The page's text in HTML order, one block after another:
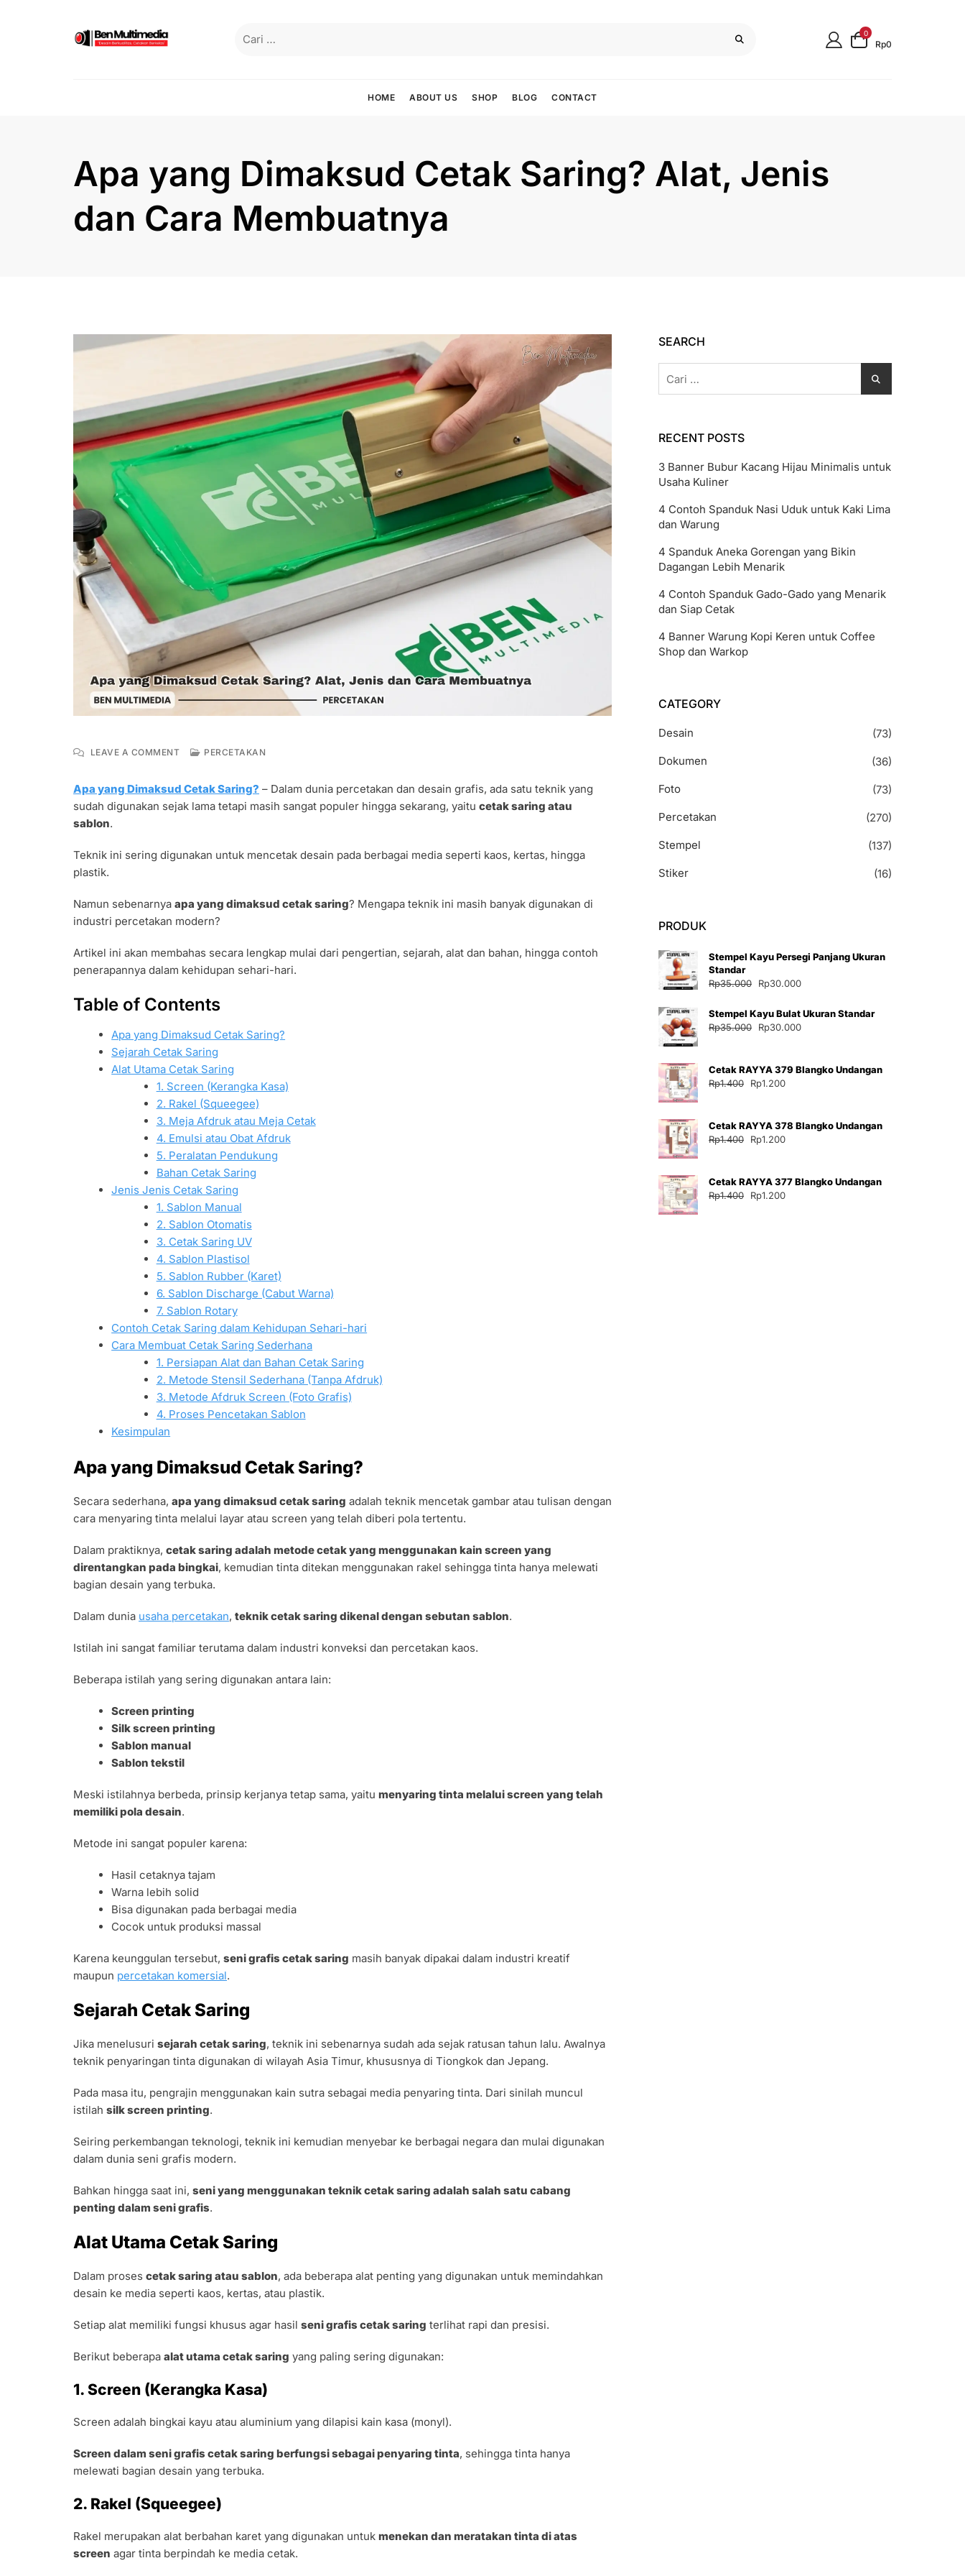
0
Rp0
HOME ABOUT US SHOP BLOG CONTACT
Apa yang Dimaksud Cetak Saring? Alat, Jenis
dan Cara Membuatnya
LEAVE A COMMENTON
DIMAKSUD
CETAK
DAN
PERCETAKAN
Apa yang Dimaksud Cetak Saring? – Dalam dunia percetakan dan desain grafis, ada satu teknik yang
sudah digunakan sejak lama tetapi masih sangat populer hingga sekarang, yaitu cetak saring atau
sablon.
Teknik ini sering digunakan untuk mencetak desain pada berbagai media seperti kaos, kertas, hingga
plastik.
Namun sebenarnya apa yang dimaksud cetak saring? Mengapa teknik ini masih banyak digunakan di
industri percetakan modern?
Artikel ini akan membahas secara lengkap mulai dari pengertian, sejarah, alat dan bahan, hingga contoh
penerapannya dalam kehidupan sehari-hari.
Table of Contents
Apa yang Dimaksud Cetak Saring?
Sejarah Cetak Saring
Alat Utama Cetak Saring
1. Screen (Kerangka Kasa)
2. Rakel (Squeegee)
3. Meja Afdruk atau Meja Cetak
4. Emulsi atau Obat Afdruk
5. Peralatan Pendukung
Bahan Cetak Saring
Jenis Jenis Cetak Saring
1. Sablon Manual
2. Sablon Otomatis
3. Cetak Saring UV
4. Sablon Plastisol
5. Sablon Rubber (Karet)
6. Sablon Discharge (Cabut Warna)
7. Sablon Rotary
Contoh Cetak Saring dalam Kehidupan Sehari-hari
Cara Membuat Cetak Saring Sederhana
1. Persiapan Alat dan Bahan Cetak Saring
2. Metode Stensil Sederhana (Tanpa Afdruk)
3. Metode Afdruk Screen (Foto Grafis)
4. Proses Pencetakan Sablon
Kesimpulan
Apa yang Dimaksud Cetak Saring?
Secara sederhana, apa yang dimaksud cetak saring adalah teknik mencetak gambar atau tulisan dengan
cara menyaring tinta melalui layar atau screen yang telah diberi pola tertentu.
Dalam praktiknya, cetak saring adalah metode cetak yang menggunakan kain screen yang
direntangkan pada bingkai, kemudian tinta ditekan menggunakan rakel sehingga tinta hanya melewati
bagian desain yang terbuka.
Dalam dunia usaha percetakan, teknik cetak saring dikenal dengan sebutan sablon.
Istilah ini sangat familiar terutama dalam industri konveksi dan percetakan kaos.
Beberapa istilah yang sering digunakan antara lain:
Screen printing
Silk screen printing
Sablon manual
Sablon tekstil
Meski istilahnya berbeda, prinsip kerjanya tetap sama, yaitu menyaring tinta melalui screen yang telah
memiliki pola desain.
Metode ini sangat populer karena:
Hasil cetaknya tajam
Warna lebih solid
Bisa digunakan pada berbagai media
Cocok untuk produksi massal
Karena keunggulan tersebut, seni grafis cetak saring masih banyak dipakai dalam industri kreatif
maupun percetakan komersial.
Sejarah Cetak Saring
Jika menelusuri sejarah cetak saring, teknik ini sebenarnya sudah ada sejak ratusan tahun lalu. Awalnya
teknik penyaringan tinta digunakan di wilayah Asia Timur, khususnya di Tiongkok dan Jepang.
Pada masa itu, pengrajin menggunakan kain sutra sebagai media penyaring tinta. Dari sinilah muncul
istilah silk screen printing.
Seiring perkembangan teknologi, teknik ini kemudian menyebar ke berbagai negara dan mulai digunakan
dalam dunia seni grafis modern.
Bahkan hingga saat ini, seni yang menggunakan teknik cetak saring adalah salah satu cabang
penting dalam seni grafis.
Alat Utama Cetak Saring
Dalam proses cetak saring atau sablon, ada beberapa alat penting yang digunakan untuk memindahkan
desain ke media seperti kaos, kertas, atau plastik.
Setiap alat memiliki fungsi khusus agar hasil seni grafis cetak saring terlihat rapi dan presisi.
Berikut beberapa alat utama cetak saring yang paling sering digunakan:
1. Screen (Kerangka Kasa)
Screen adalah bingkai kayu atau aluminium yang dilapisi kain kasa (monyl).
Screen dalam seni grafis cetak saring berfungsi sebagai penyaring tinta, sehingga tinta hanya
melewati bagian desain yang terbuka.
2. Rakel (Squeegee)
Rakel merupakan alat berbahan karet yang digunakan untuk menekan dan meratakan tinta di atas
screen agar tinta berpindah ke media cetak.
SEARCH
untuk:
RECENT POSTS
3 Banner Bubur Kacang Hijau Minimalis untuk
Usaha Kuliner
4 Contoh Spanduk Nasi Uduk untuk Kaki Lima
dan Warung
4 Spanduk Aneka Gorengan yang Bikin
Dagangan Lebih Menarik
4 Contoh Spanduk Gado-Gado yang Menarik
dan Siap Cetak
4 Banner Warung Kopi Keren untuk Coffee
Shop dan Warkop
CATEGORY
Desain
(73)
Dokumen
(36)
Foto
(73)
Percetakan
(270)
Stempel
(137)
Stiker
(16)
PRODUK
Stempel Kayu Persegi Panjang Ukuran
Standar
Rp35.000
Harga
adalah:
Rp35.000.
Rp30.000
ini
Stempel Kayu Bulat Ukuran Standar
Rp35.000
Harga
Rp35.000.
Rp30.000
adalah:
Cetak RAYYA 379 Blangko Undangan
Rp1.400
Harga
Rp1.400.
Rp1.200
adalah:
Cetak RAYYA 378 Blangko Undangan
Rp1.400
Harga
Rp1.400.
Rp1.200
adalah:
Cetak RAYYA 377 Blangko Undangan
Rp1.400
Harga
Rp1.200